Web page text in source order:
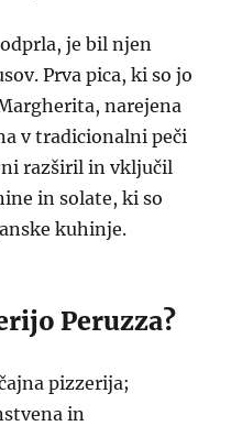
je bil njen
Prva pica, ki so jo
narejena
v tradicionalni peči
razširil in vključil
in solate, ki so
kuhinje.
Peruzza?
pizzerija;
in